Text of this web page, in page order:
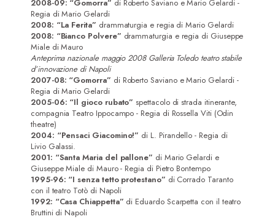
2008-09: “Gomorra” di Roberto Saviano e Mario Gelardi -
Regia di Mario Gelardi
2008: “La Ferita” drammaturgia e regia di Mario Gelardi
2008: “Bianco Polvere” drammaturgia e regia di Giuseppe
Miale di Mauro
Anteprima nazionale maggio 2008 Galleria Toledo teatro stabile
d’innovazione di Napoli
2007-08: “Gomorra” di Roberto Saviano e Mario Gelardi -
Regia di Mario Gelardi
2005-06: “Il gioco rubato” spettacolo di strada itinerante,
compagnia Teatro Ippocampo - Regia di Rossella Viti (Odin
theatre)
2004: “Pensaci Giacomino!” di L. Pirandello - Regia di
Livio Galassi.
2001: “Santa Maria del pallone” di Mario Gelardi e
Giuseppe Miale di Mauro - Regia di Pietro Bontempo
1995-96: “I senza tetto protestano” di Corrado Taranto
con il teatro Totò di Napoli
1992: “Casa Chiappetta” di Eduardo Scarpetta con il teatro
Bruttini di Napoli